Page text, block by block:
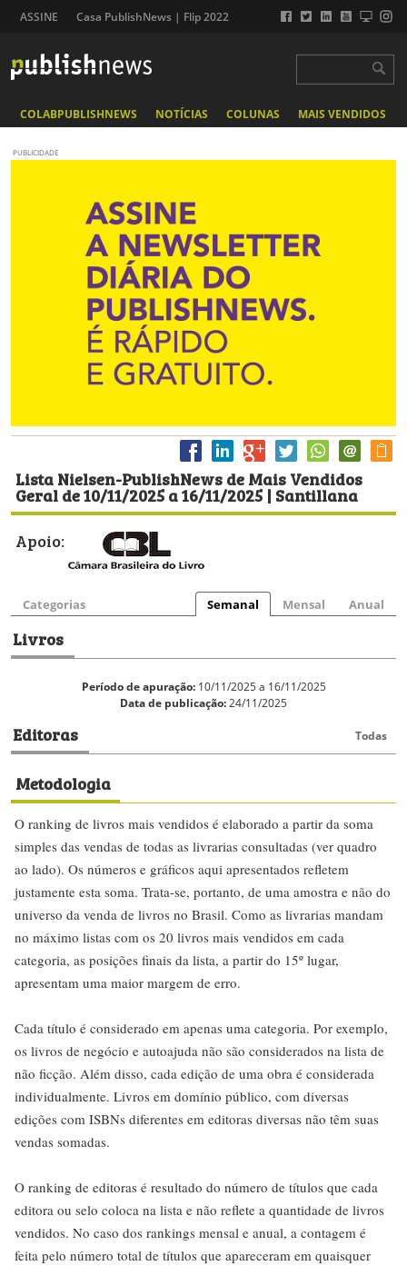
ASSINE Casa PublishNews | Flip 2022
COLABPUBLISHNEWS NOTÍCIAS COLUNAS MAIS VENDIDOS
PUBLICIDADE
Lista Nielsen-PublishNews de Mais Vendidos
Geral de 10/11/2025 a 16/11/2025 | Santillana
Apoio:
Categorias Semanal Mensal Anual
Livros
Período de apuração:10/11/2025 a 16/11/2025
Data de publicação:24/11/2025
Editoras Todas
Metodologia
O ranking de livros mais vendidos é elaborado a partir da soma
simples das vendas de todas as livrarias consultadas (ver quadro
ao lado). Os números e gráficos aqui apresentados refletem
justamente esta soma. Trata-se, portanto, de uma amostra e não do
universo da venda de livros no Brasil. Como as livrarias mandam
no máximo listas com os 20 livros mais vendidos em cada
categoria, as posições finais da lista, a partir do 15º lugar,
apresentam uma maior margem de erro.
Cada título é considerado em apenas uma categoria. Por exemplo,
os livros de negócio e autoajuda não são considerados na lista de
não ficção. Além disso, cada edição de uma obra é considerada
individualmente. Livros em domínio público, com diversas
edições com ISBNs diferentes em editoras diversas não têm suas
vendas somadas.
O ranking de editoras é resultado do número de títulos que cada
editora ou selo coloca na lista e não reflete a quantidade de livros
vendidos. No caso dos rankings mensal e anual, a contagem é
feita pelo número total de títulos que apareceram em quaisquer